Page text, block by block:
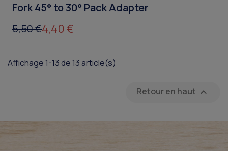
Fork 45° to 30° Pack Adapter
5,50 €4,40 €
Affichage 1-13 de 13 article(s)
Retour en haut 